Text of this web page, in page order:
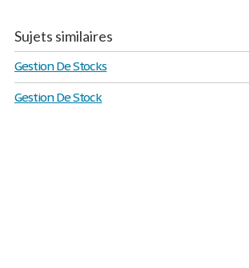
Sujets similaires
Gestion De Stocks
Gestion De Stock